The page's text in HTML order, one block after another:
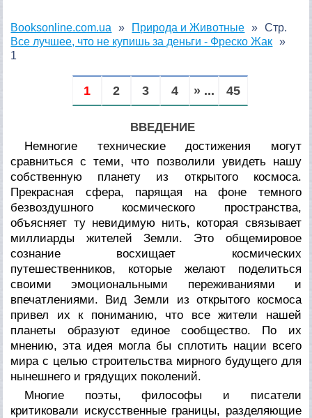
Booksonline.com.ua
Природа и Животные
Все лучшее, что не купишь за деньги - Фреско Жак
Стр.
1
1 2 3 4 » ... 45
ВВЕДЕНИЕ
Немногие технические достижения могут
сравниться с теми, что позволили увидеть нашу
собственную планету из открытого космоса.
Прекрасная сфера, парящая на фоне темного
безвоздушного космического пространства,
объясняет ту невидимую нить, которая связывает
миллиарды жителей Земли. Это общемировое
сознание восхищает космических
путешественников, которые желают поделиться
своими эмоциональными переживаниями и
впечатлениями. Вид Земли из открытого космоса
привел их к пониманию, что все жители нашей
планеты образуют единое сообщество. По их
мнению, эта идея могла бы сплотить нации всего
мира с целью строительства мирного будущего для
нынешнего и грядущих поколений.
Многие поэты, философы и писатели
критиковали искусственные границы, разделяющие